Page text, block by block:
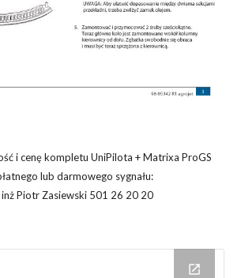
i cenę kompletu UniPilota + Matrixa ProGS
lub darmowego sygnału:
Piotr Zasiewski 501 26 20 20